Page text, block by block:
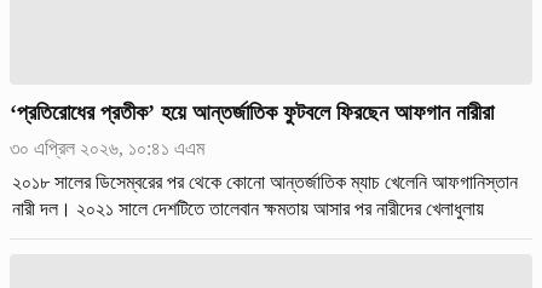
‘প্রতিরোধের প্রতীক’ হয়ে আন্তর্জাতিক ফুটবলে ফিরছেন আফগান নারীরা
৩০ এপ্রিল ২০২৬, ১০:৪১ এএম
২০১৮ সালের ডিসেম্বরের পর থেকে কোনো আন্তর্জাতিক ম্যাচ খেলেনি আফগানিস্তান
নারী দল। ২০২১ সালে দেশটিতে তালেবান ক্ষমতায় আসার পর নারীদের খেলাধুলায়
নিষেধাজ্ঞা জারি করা হয়। এর ফলে অনেক খেলোয়াড় দেশ ছেড়ে বিদেশে